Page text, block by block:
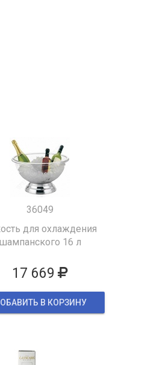
36049
для охлаждения
шампанского 16 л
17 669
В КОРЗИНУ